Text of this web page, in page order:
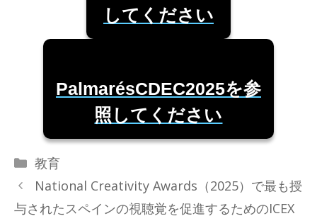
してください
PalmarésCDEC2025を参
照してください
カ
テ
教育
National Creativity Awards（2025）で最も授
与されたスペインの視聴覚を促進するためのICEX